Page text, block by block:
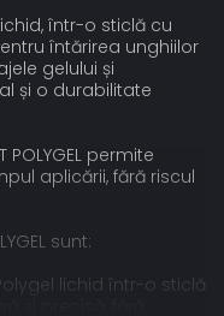
lichid, într-o sticlă cu
întărirea unghiilor
gelului și
și o durabilitate
permite
aplicării, fără riscul
sunt:
lichid într-o sticlă